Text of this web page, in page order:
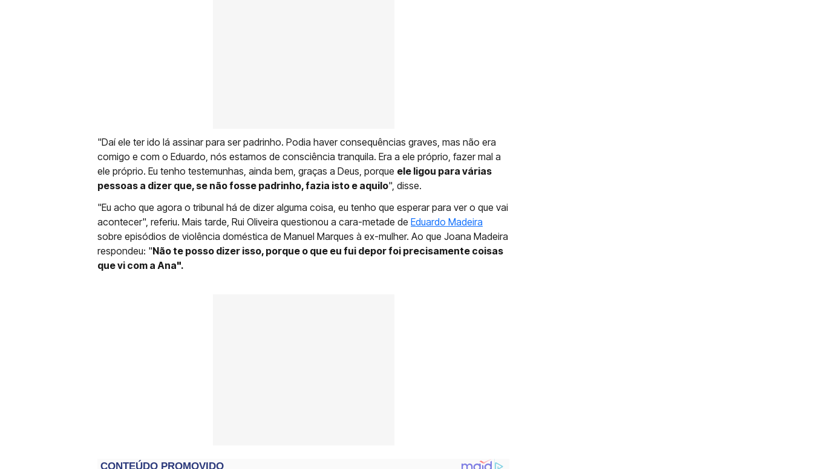
"Daí ele ter ido lá assinar para ser padrinho. Podia haver consequências graves, mas não era
comigo e com o Eduardo, nós estamos de consciência tranquila. Era a ele próprio, fazer mal a
ele próprio. Eu tenho testemunhas, ainda bem, graças a Deus, porque ele ligou para várias
pessoas a dizer que, se não fosse padrinho, fazia isto e aquilo", disse.
"Eu acho que agora o tribunal há de dizer alguma coisa, eu tenho que esperar para ver o que vai
acontecer", referiu. Mais tarde, Rui Oliveira questionou a cara-metade de Eduardo Madeira
sobre episódios de violência doméstica de Manuel Marques à ex-mulher. Ao que Joana Madeira
respondeu: "Não te posso dizer isso, porque o que eu fui depor foi precisamente coisas
que vi com a Ana".